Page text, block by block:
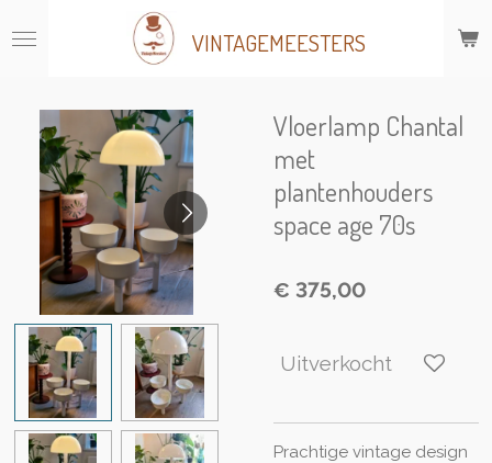
direct
VINTAGEMEESTERS
Vloerlamp Chantal
met
plantenhouders
space age 70s
€ 375,00
Uitverkocht
Prachtige vintage design